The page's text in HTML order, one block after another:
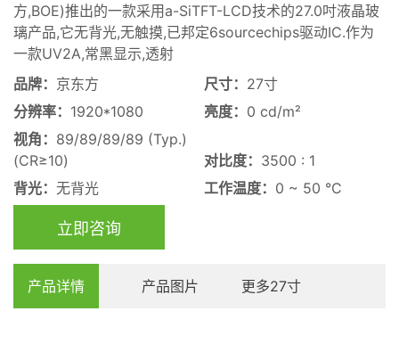
方,BOE)推出的一款采用a-SiTFT-LCD技术的27.0吋液晶玻
璃产品,它无背光,无触摸,已邦定6sourcechips驱动IC.作为
一款UV2A,常黑显示,透射
品牌： 京东方 尺寸： 27寸
分辨率： 1920*1080 亮度： 0 cd/m²
视角： 89/89/89/89 (Typ.)
(CR≥10)
对比度： 3500 : 1
背光： 无背光 工作温度： 0 ~ 50 °C
立即咨询
产品详情 产品图片 更多27寸